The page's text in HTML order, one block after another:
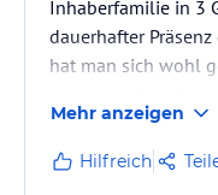
Inhaberfamilie in 3
dauerhafter
hat man sich wohl
Gewissen nur
Mehr anzeigen
Hilfreich